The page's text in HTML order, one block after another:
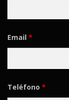
Email *
Teléfono *